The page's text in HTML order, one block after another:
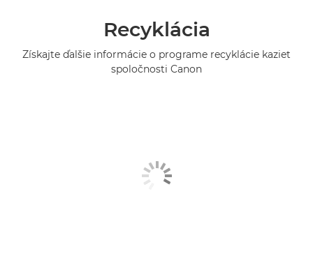
Recyklácia
Získajte ďalšie informácie o programe recyklácie kaziet
spoločnosti Canon